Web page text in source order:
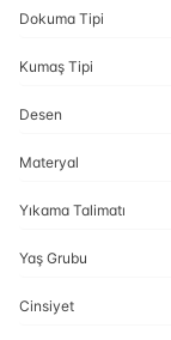
Dokuma Tipi
Kumaş Tipi
Desen
Materyal
Yıkama Talimatı
Yaş Grubu
Cinsiyet